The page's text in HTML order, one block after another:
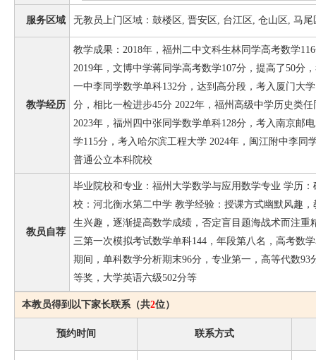
服务区域 无教员上门区域：鼓楼区, 晋安区, 台江区, 仓山区, 马尾
教学经历
教学成果：2018年，福州二中文科生林同学高考数学
2019年，文博中学蒋同学高考数学107分，提高了50分
一中李同学数学单科132分，达到高分段，考入厦门大
分，相比一检进步45分 2022年，福州高级中学历史类
2023年，福州四中张同学数学单科128分，考入南京邮
学115分，考入哈尔滨工程大学 2024年，闽江附中李同
普通公立本科院校
教员自荐
毕业院校和专业：福州大学数学与应用数学专业 学历
校：河北衡水第二中学 教学经验：授课方式幽默风趣
生兴趣，逐渐提高数学成绩，否定盲目题海战术而注重
三第一次模拟考试数学单科144，年段第八名，高考数
期间，单科数学分析期末96分，专业第一，高等代数
等奖，大学英语六级502分等
本教员得到以下家长联系（共2位）
预约时间 联系方式